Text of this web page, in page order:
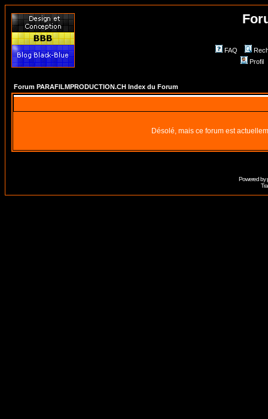
FAQ
Profil
Forum PARAFILMPRODUCTION.CH Index du Forum
Désolé, mais ce forum est
Powered by